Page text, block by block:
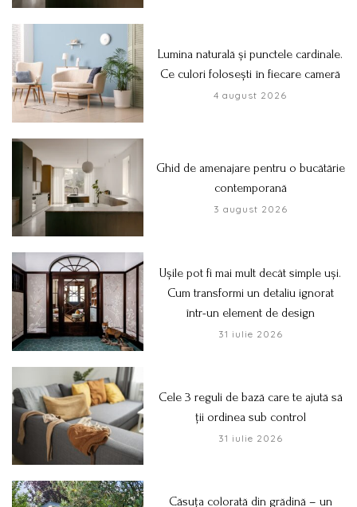
Lumina naturală și punctele cardinale.
Ce culori folosești în fiecare cameră
4 august 2026
Ghid de amenajare pentru o bucătărie
contemporană
3 august 2026
Ușile pot fi mai mult decât simple uși.
Cum transformi un detaliu ignorat
într-un element de design
31 iulie 2026
Cele 3 reguli de bază care te ajută să
ții ordinea sub control
31 iulie 2026
Căsuța colorată din grădină – un